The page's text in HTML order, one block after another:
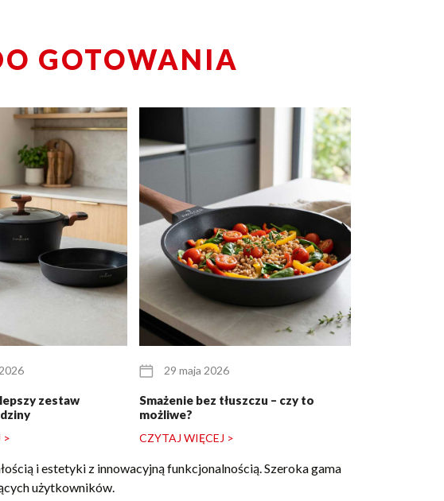
GOTOWANIA
zestaw
>
29 maja 2026
Smażenie bez tłuszczu – czy to
możliwe?
CZYTAJ WIĘCEJ >
i estetyki z innowacyjną funkcjonalnością. Szeroka gama
użytkowników.